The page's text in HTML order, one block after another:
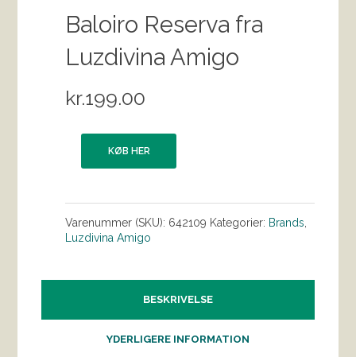
Baloiro Reserva fra
Luzdivina Amigo
kr.199.00
KØB HER
Varenummer (SKU): 642109 Kategorier: Brands
Luzdivina Amigo
BESKRIVELSE
YDERLIGERE INFORMATION